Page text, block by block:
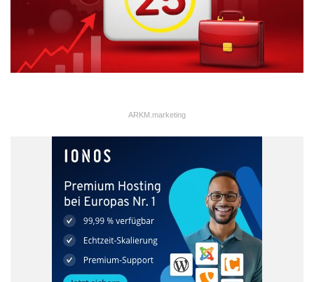
Einführung ist ein Ansprechpartner, an den sich die Mitarbeiter
bei Fragen, Unsicherheiten und Problemen bei der Nutzung
wenden können. Wenn Mitarbeiter Angst haben, sich bei IT-
Sicherheits-Problemen an eine Ansprechperson zu wenden,
kann im schlimmsten Fall das Problem “vertuscht“ werden.
Hosting von sensiblen Daten
Der Anteil der Unternehmen, die ihre Daten in die Cloud
verlagert, wächst kontinuierlich an. Ob Cloud-Computing die
sicherste Option für alle Unternehmen ist, die Daten zu
speichern, kann so nicht generell gesagt werden. Gleichzeitig
kommt es auf die Art der Daten an. Für große Unternehmen ist
ARKM.marketing